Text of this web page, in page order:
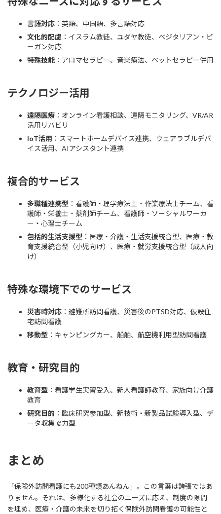
言語対応 ：英語、中国語、多言語対応
文化的配慮 ：イスラム教徒、ユダヤ教徒、ベジタリアン・ビ
ーガン対応
特殊技能：アロマセラピー、音楽療法、ペットセラピー併用
テクノロジー活用
遠隔医療 ：オンライン看護相談、遠隔モニタリング、VR/AR
活用リハビリ
IoT活用 ：スマートホームデバイス連携、ウェアラブルデバ
イス活用、AIアシスタント連携
複合的サービス
多職種連携型 ：看護師・理学療法士・作業療法士チーム、看
護師・栄養士・薬剤師チーム、看護師・ソーシャルワーカ
ー・心理士チーム
包括的生活支援型 ：医療・介護・生活支援統合型、医療・教
育支援統合型（小児向け）、医療・就労支援統合型（成人向
け）
特殊な環境下でのサービス
災害時対応 ：避難所訪問看護、災害後のPTSD対応、仮設住
宅訪問看護
移動型 ：キャンピングカー、船舶、航空機利用型訪問看護
教育・研究目的
教育型 ：看護学生実習受入、新人看護師教育、家族向け介護
教育
研究目的 ：臨床研究参加型、新技術・新製品試験導入型、デ
ータ収集協力型
まとめ
「保険外訪問看護にも200種類あんねん」。この言葉は誇張ではあ
りません。それは、多様化する社会のニーズに応え、制度の隙間
を埋め、医療・介護の未来を切り拓く保険外訪問看護の可能性と